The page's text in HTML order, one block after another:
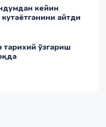
кейин
айтди
ўзгариш